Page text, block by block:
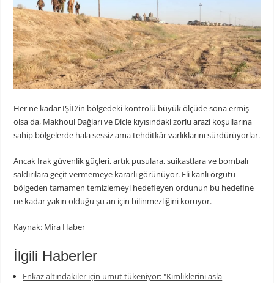
Her ne kadar IŞİD’in bölgedeki kontrolü büyük ölçüde sona ermiş
olsa da, Makhoul Dağları ve Dicle kıyısındaki zorlu arazi koşullarına
sahip bölgelerde hala sessiz ama tehditkâr varlıklarını sürdürüyorlar.
Ancak Irak güvenlik güçleri, artık pusulara, suikastlara ve bombalı
saldırılara geçit vermemeye kararlı görünüyor. Eli kanlı örgütü
bölgeden tamamen temizlemeyi hedefleyen ordunun bu hedefine
ne kadar yakın olduğu şu an için bilinmezliğini koruyor.
Kaynak: Mira Haber
İlgili Haberler
Enkaz altındakiler için umut tükeniyor: "Kimliklerini asla